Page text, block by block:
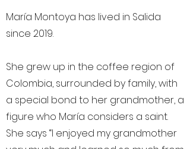
María Montoya has lived in Salida
since 2019.
She grew up in the coffee region of
Colombia, surrounded by family, with
a special bond to her grandmother, a
figure who María considers a saint.
She says “I enjoyed my grandmother